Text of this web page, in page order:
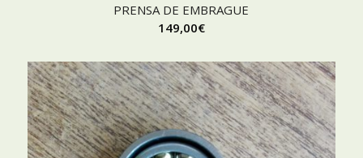
PRENSA DE EMBRAGUE
149,00€